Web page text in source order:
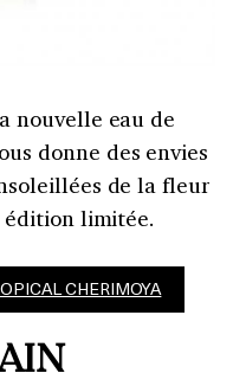
nouvelle eau de
donne des envies
de la fleur
édition limitée.
CHERIMOYA